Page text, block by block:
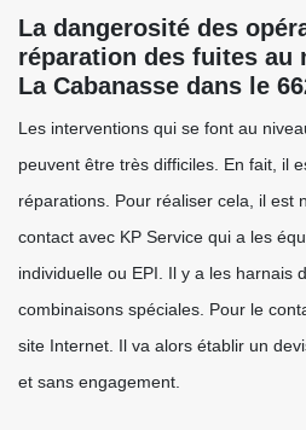
La dangerosité des
réparation des fuites au
La Cabanasse dans le
Les interventions qui se font au
peuvent être très difficiles. En fait, il
réparations. Pour réaliser cela, il est
contact avec KP Service qui a les
individuelle ou EPI. Il y a les harnais
combinaisons spéciales. Pour le
site Internet. Il va alors établir un
et sans engagement.